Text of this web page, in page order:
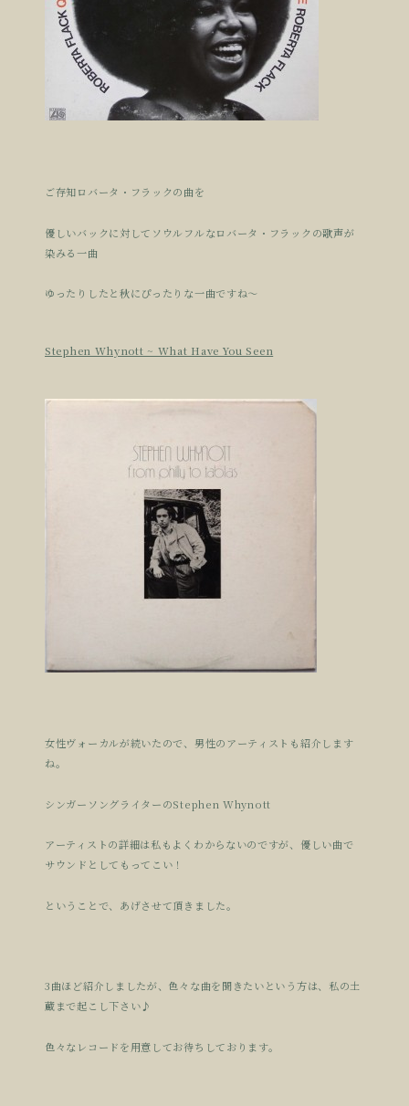
ご存知ロバータ・フラックの曲を
優しいバックに対してソウルフルなロバータ・フラックの歌声が
染みる一曲
ゆったりしたと秋にぴったりな一曲ですね〜
Stephen Whynott ~ What Have You Seen
女性ヴォーカルが続いたので、男性のアーティストも紹介します
ね。
シンガーソングライターのStephen Whynott
アーティストの詳細は私もよくわからないのですが、優しい曲で
サウンドとしてもってこい！
ということで、あげさせて頂きました。
3曲ほど紹介しましたが、色々な曲を聞きたいという方は、私の土
蔵まで起こし下さい♪
色々なレコードを用意してお待ちしております。